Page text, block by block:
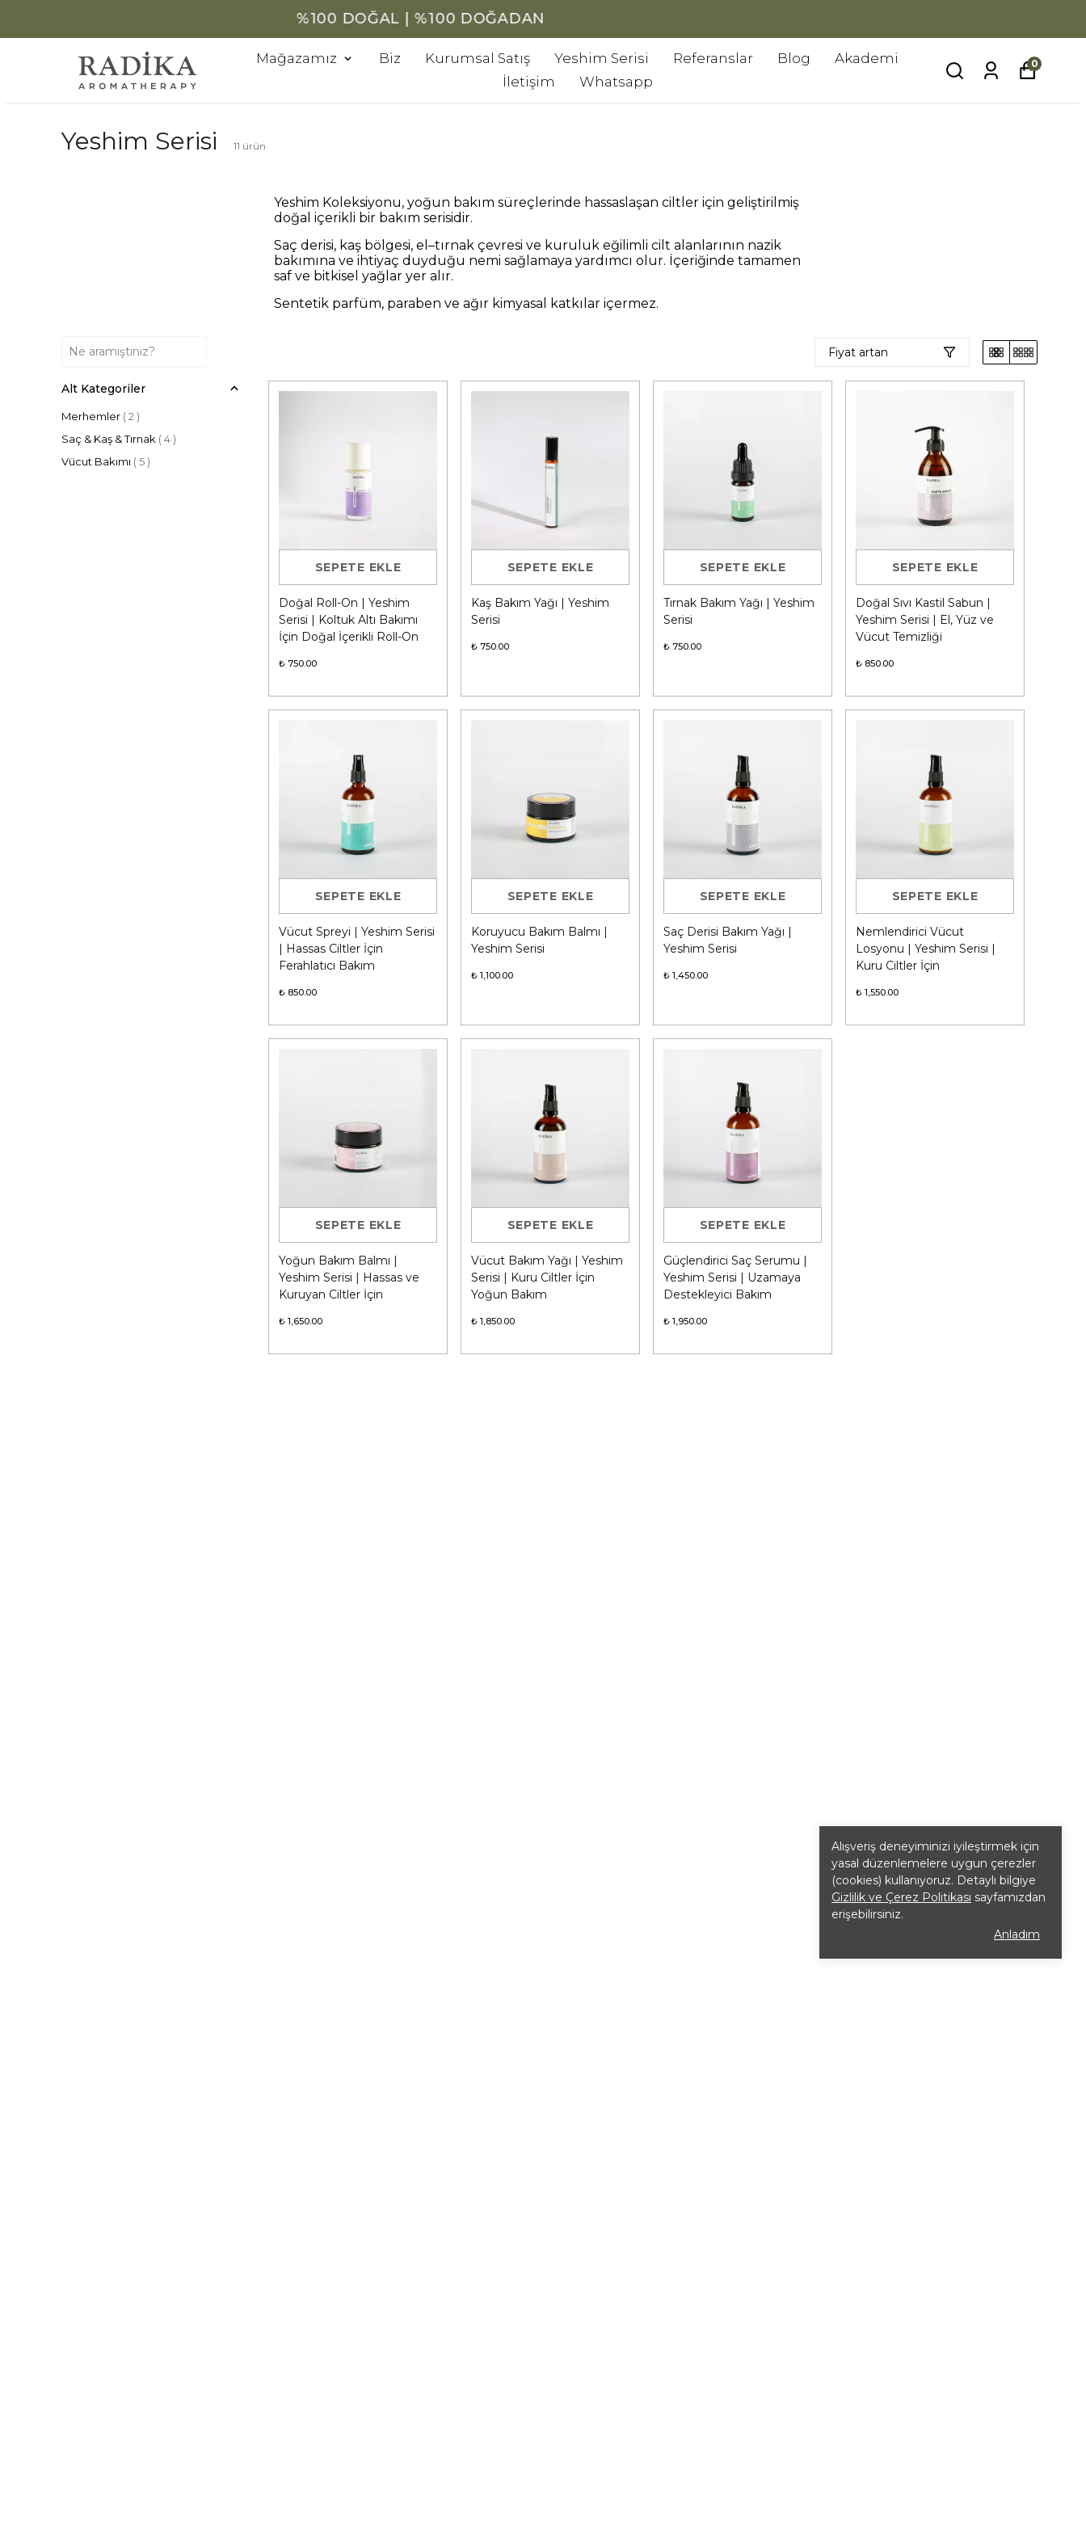
%100 DOĞAL | %100 DOĞADAN
Mağazamız Biz Kurumsal Satış Yeshim Serisi Referanslar Blog
Akademi
İletişim
Whatsapp
0
Alışveriş deneyiminizi iyileştirmek için
yasal düzenlemelere uygun çerezler
(cookies) kullanıyoruz. Detaylı bilgiye
Gizlilik ve Çerez Politikası sayfamızdan
erişebilirsiniz.
Anladım
Yeshim Serisi 11 ürün
Yeshim Koleksiyonu, yoğun bakım süreçlerinde hassaslaşan ciltler için geliştirilmiş
doğal içerikli bir bakım serisidir.
Saç derisi, kaş bölgesi, el–tırnak çevresi ve kuruluk eğilimli cilt alanlarının nazik
bakımına ve ihtiyaç duyduğu nemi sağlamaya yardımcı olur. İçeriğinde tamamen
saf ve bitkisel yağlar yer alır.
Sentetik parfüm, paraben ve ağır kimyasal katkılar içermez.
Fiyat artan
Alt Kategoriler
Merhemler (2 )
Saç & Kaş & Tırnak (4)
Vücut Bakımı (5)
SEPETE EKLE
Doğal Roll-On | Yeshim
Serisi | Koltuk Altı Bakımı
İçin Doğal İçerikli Roll-On
₺ 750.00
SEPETE EKLE
Kaş Bakım Yağı | Yeshim
Serisi
₺ 750.00
SEPETE EKLE
Tırnak Bakım Yağı | Yeshim
Serisi
₺ 750.00
SEPETE EKLE
Doğal Sıvı Kastil Sabun |
Yeshim Serisi | El, Yüz ve
Vücut Temizliği
₺ 850.00
SEPETE EKLE
Vücut Spreyi | Yeshim Serisi
| Hassas Ciltler İçin
Ferahlatıcı Bakım
₺ 850.00
SEPETE EKLE
Koruyucu Bakım Balmı |
Yeshim Serisi
₺ 1,100.00
SEPETE EKLE
Saç Derisi Bakım Yağı |
Yeshim Serisi
₺ 1,450.00
SEPETE EKLE
Nemlendirici Vücut
Losyonu | Yeshim Serisi |
Kuru Ciltler İçin
₺ 1,550.00
SEPETE EKLE
Yoğun Bakım Balmı |
Yeshim Serisi | Hassas ve
Kuruyan Ciltler İçin
₺ 1,650.00
SEPETE EKLE
Vücut Bakım Yağı | Yeshim
Serisi | Kuru Ciltler İçin
Yoğun Bakım
₺ 1,850.00
SEPETE EKLE
Güçlendirici Saç Serumu |
Yeshim Serisi | Uzamaya
Destekleyici Bakım
₺ 1,950.00